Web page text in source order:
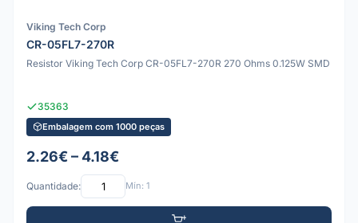
Viking Tech Corp
CR-05FL7-270R
Resistor Viking Tech Corp CR-05FL7-270R 270 Ohms 0.125W SMD
35363
Embalagem com 1000 peças
2.26€ – 4.18€
Quantidade: Mín: 1